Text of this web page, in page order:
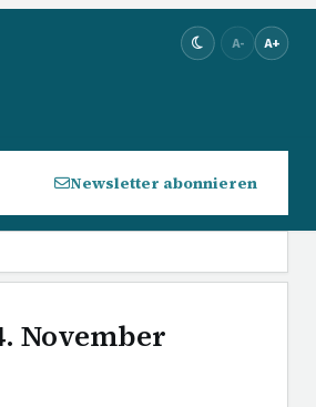
A- A+
Newsletter abonnieren
November